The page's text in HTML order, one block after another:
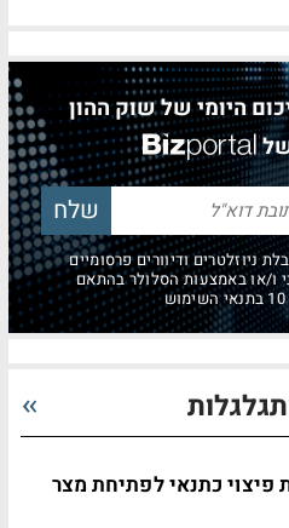
היומי של שוק ההון
ניוזלטרים ודיוורים פרסומיים
ו/או באמצעות הסלולר בהתאם
פיצוי כתנאי לפתיחת מצר